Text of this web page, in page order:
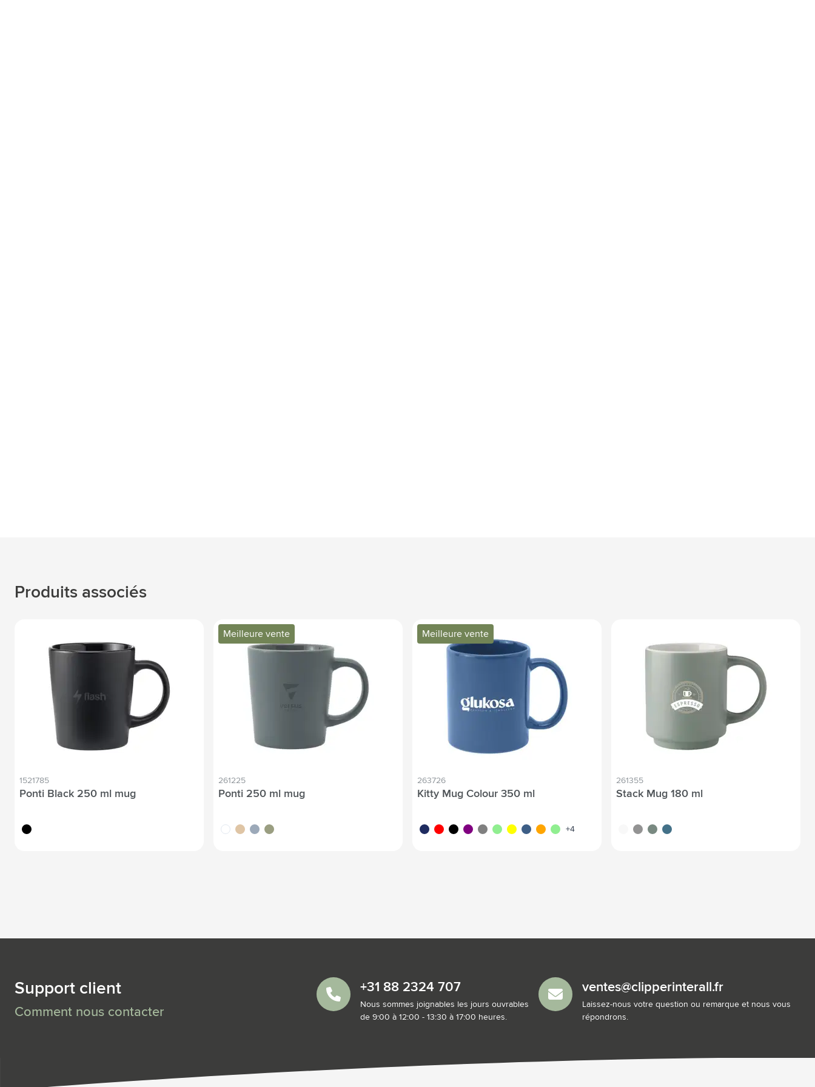
Produits associés
1521785
Ponti Black 250 ml mug
noir
Meilleure vente
261225
Ponti 250 ml mug
blancsablegris vert
Meilleure vente
263726
Kitty Mug Colour 350 ml
marine foncé
rouge rouge
noir pourpre
gris vert jaunebleu/bleu
orangevert clair
+4
261355
Stack Mug 180 ml
blancgris vert bleu
Support client
Comment nous contacter
+31 88 2324 707
Nous sommes joignables les jours ouvrables
de 9:00 à 12:00 - 13:30 à 17:00 heures.
ventes@clipperinterall.fr
Laissez-nous votre question ou remarque et nous vous
répondrons.